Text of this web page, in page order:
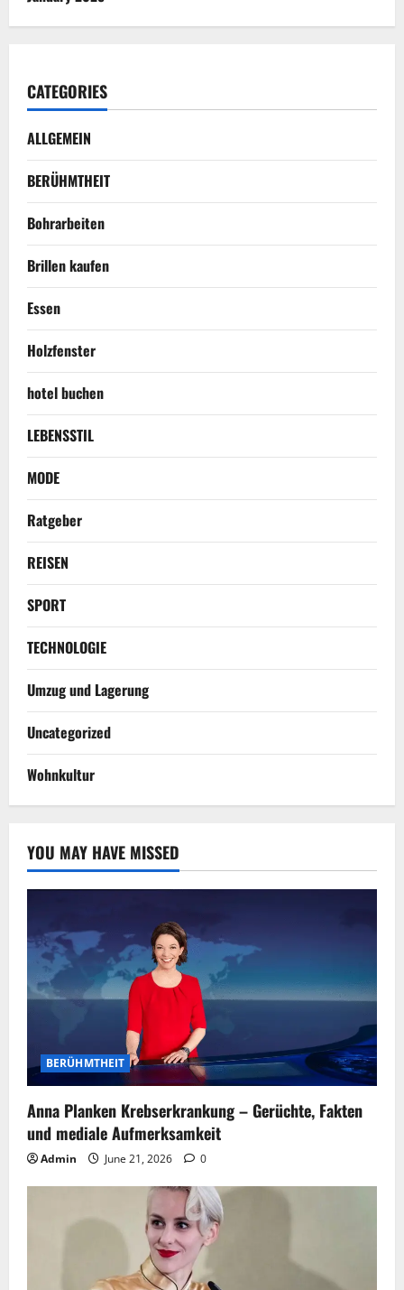
CATEGORIES
ALLGEMEIN
BERÜHMTHEIT
Bohrarbeiten
Brillen kaufen
Essen
Holzfenster
hotel buchen
LEBENSSTIL
MODE
Ratgeber
REISEN
SPORT
TECHNOLOGIE
Umzug und Lagerung
Uncategorized
Wohnkultur
YOU MAY HAVE MISSED
BERÜHMTHEIT
Anna Planken Krebserkrankung – Gerüchte, Fakten
und mediale Aufmerksamkeit
Admin June 21, 2026 0